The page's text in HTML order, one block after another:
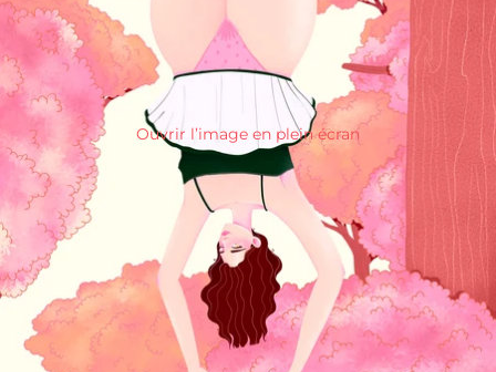
Ouvrir l’image en plein écran